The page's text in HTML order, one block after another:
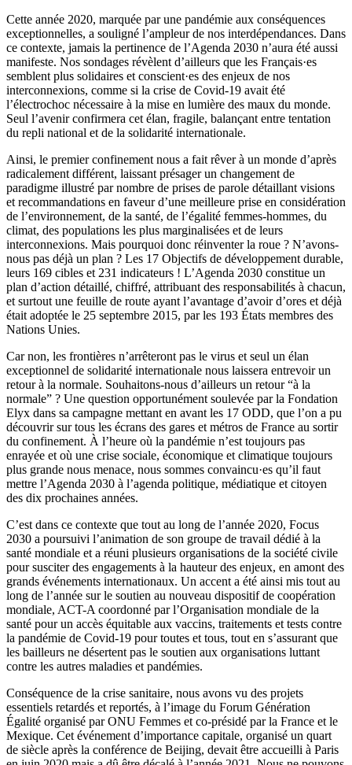
Cette année 2020, marquée par une pandémie aux conséquences
exceptionnelles, a souligné l’ampleur de nos interdépendances. Dans
ce contexte, jamais la pertinence de l’Agenda 2030 n’aura été aussi
manifeste. Nos sondages révèlent d’ailleurs que les Français·es
semblent plus solidaires et conscient·es des enjeux de nos
interconnexions, comme si la crise de Covid-19 avait été
l’électrochoc nécessaire à la mise en lumière des maux du monde.
Seul l’avenir confirmera cet élan, fragile, balançant entre tentation
du repli national et de la solidarité internationale.
Ainsi, le premier confinement nous a fait rêver à un monde d’après
radicalement différent, laissant présager un changement de
paradigme illustré par nombre de prises de parole détaillant visions
et recommandations en faveur d’une meilleure prise en considération
de l’environnement, de la santé, de l’égalité femmes-hommes, du
climat, des populations les plus marginalisées et de leurs
interconnexions. Mais pourquoi donc réinventer la roue ? N’avons-
nous pas déjà un plan ? Les 17 Objectifs de développement durable,
leurs 169 cibles et 231 indicateurs ! L’Agenda 2030 constitue un
plan d’action détaillé, chiffré, attribuant des responsabilités à chacun,
et surtout une feuille de route ayant l’avantage d’avoir d’ores et déjà
était adoptée le 25 septembre 2015, par les 193 États membres des
Nations Unies.
Car non, les frontières n’arrêteront pas le virus et seul un élan
exceptionnel de solidarité internationale nous laissera entrevoir un
retour à la normale. Souhaitons-nous d’ailleurs un retour “à la
normale” ? Une question opportunément soulevée par la Fondation
Elyx dans sa campagne mettant en avant les 17 ODD, que l’on a pu
découvrir sur tous les écrans des gares et métros de France au sortir
du confinement. À l’heure où la pandémie n’est toujours pas
enrayée et où une crise sociale, économique et climatique toujours
plus grande nous menace, nous sommes convaincu·es qu’il faut
mettre l’Agenda 2030 à l’agenda politique, médiatique et citoyen
des dix prochaines années.
C’est dans ce contexte que tout au long de l’année 2020, Focus
2030 a poursuivi l’animation de son groupe de travail dédié à la
santé mondiale et a réuni plusieurs organisations de la société civile
pour susciter des engagements à la hauteur des enjeux, en amont des
grands événements internationaux. Un accent a été ainsi mis tout au
long de l’année sur le soutien au nouveau dispositif de coopération
mondiale, ACT-A coordonné par l’Organisation mondiale de la
santé pour un accès équitable aux vaccins, traitements et tests contre
la pandémie de Covid-19 pour toutes et tous, tout en s’assurant que
les bailleurs ne désertent pas le soutien aux organisations luttant
contre les autres maladies et pandémies.
Conséquence de la crise sanitaire, nous avons vu des projets
essentiels retardés et reportés, à l’image du Forum Génération
Égalité organisé par ONU Femmes et co-présidé par la France et le
Mexique. Cet événement d’importance capitale, organisé un quart
de siècle après la conférence de Beijing, devait être accueilli à Paris